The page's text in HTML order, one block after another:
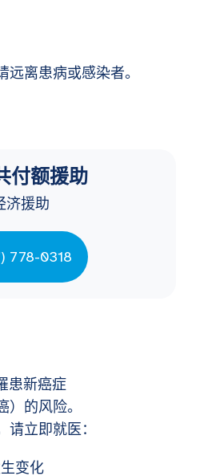
离患病或感染者。
付额援助
济援助
778-0318
患新癌症
）的风险。
立即就医：
变化